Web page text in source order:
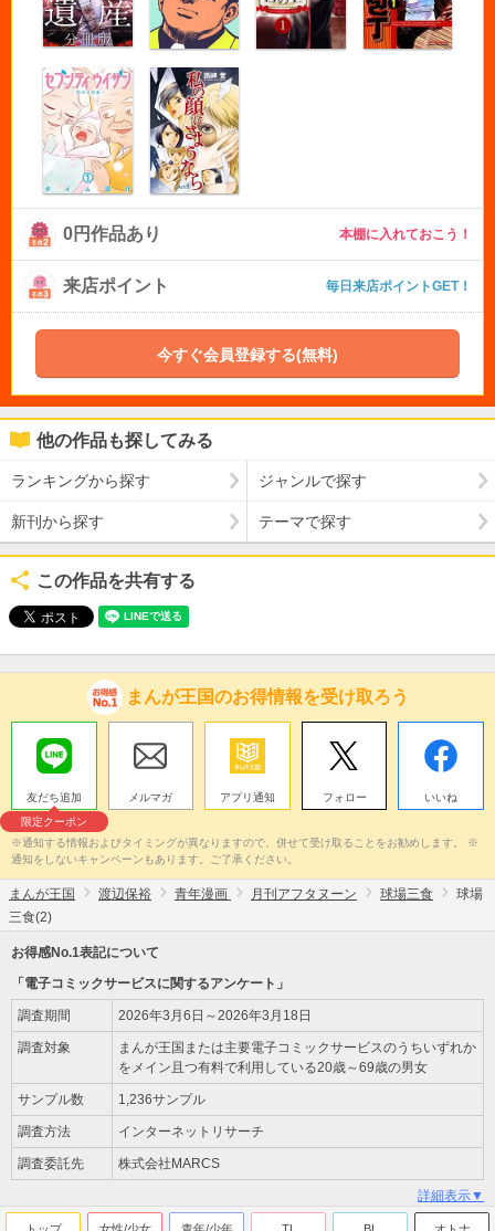
0円作品あり 本棚に入れておこう！
来店ポイント 毎日来店ポイントGET！
今すぐ会員登録する(無料)
他の作品も探してみる
ランキングから探す ジャンルで探す
新刊から探す テーマで探す
この作品を共有する
まんが王国のお得情報を受け取ろう
友だち追加
限定クーポン
メルマガ アプリ通知 フォロー いいね
※通知する情報およびタイミングが異なりますので、併せて受け取ることをお勧めします。 ※
通知をしないキャンペーンもあります。ご了承ください。
まんが王国 渡辺保裕 青年漫画 月刊アフタヌーン 球場三食
球場
三食(2)
お得感No.1表記について
「電子コミックサービスに関するアンケート」
調査期間 2026年3月6日～2026年3月18日
調査対象
まんが王国または主要電子コミックサービスのうちいずれか
をメイン且つ有料で利用している20歳～69歳の男女
サンプル数 1,236サンプル
調査方法 インターネットリサーチ
調査委託先 株式会社MARCS
詳細表示▼
トップ 女性/少女 青年/少年 TL BL オトナ